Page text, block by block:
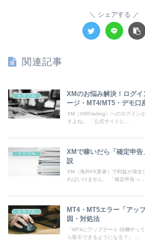
シェアする
関連記事
トラブル
XMのお悩み解決！ログ
ージ・MT4/MT5・デモ口
XM（XMTrading）へのログイン
すよね。 「公式サイトに...
トラブル
XMで稼いだら「確定申
説
XM（海外FX業者）で利益が発生
ればいけません。 「確定申告っ...
トラブル
MT4・MT5エラー「アッ
因・対処法
「MT4にアップデート 待機中っ
ら取引できるようになる？」 ...